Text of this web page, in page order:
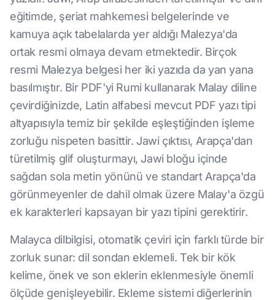
eğitimde, şeriat mahkemesi belgelerinde ve
kamuya açık tabelalarda yer aldığı Malezya'da
ortak resmi olmaya devam etmektedir. Birçok
resmi Malezya belgesi her iki yazıda da yan yana
basılmıştır. Bir PDF'yi Rumi kullanarak Malay diline
çevirdiğinizde, Latin alfabesi mevcut PDF yazı tipi
altyapısıyla temiz bir şekilde eşleştiğinden işleme
zorluğu nispeten basittir. Jawi çıktısı, Arapça'dan
türetilmiş glif oluşturmayı, Jawi bloğu içinde
sağdan sola metin yönünü ve standart Arapça'da
görünmeyenler de dahil olmak üzere Malay'a özgü
ek karakterleri kapsayan bir yazı tipini gerektirir.
Malayca dilbilgisi, otomatik çeviri için farklı türde bir
zorluk sunar: dil sondan eklemeli. Tek bir kök
kelime, önek ve son eklerin eklenmesiyle önemli
ölçüde genişleyebilir. Ekleme sistemi diğerlerinin